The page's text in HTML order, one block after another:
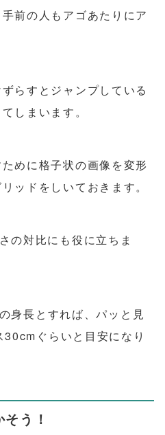
前の人もアゴあたりにア
らすとジャンプしている
しまいます。
めに格子状の画像を変形
ッドをしいておきます。
の対比にも役に立ちま
身長とすれば、パッと見
ぐらいと目安になり
う！